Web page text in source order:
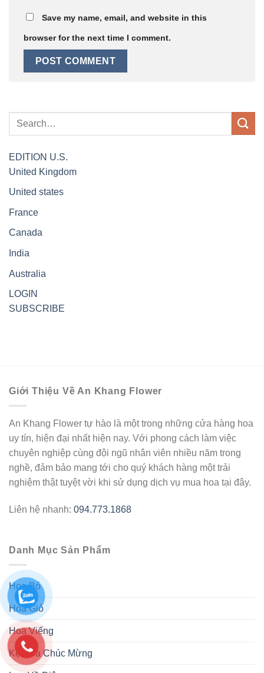
Save my name, email, and website in this
browser for the next time I comment.
EDITION U.S.
United Kingdom
United states
France
Canada
India
Australia
LOGIN
SUBSCRIBE
Giới Thiệu Về An Khang Flower
An Khang Flower tự hào là một trong những cửa hàng hoa
uy tín, hiện đại nhất hiện nay. Với phong cách làm việc
chuyên nghiệp cùng đội ngũ nhân viên nhiều năm trong
nghề, đảm bảo mang tới cho quý khách hàng một trải
nghiệm thật tuyệt vời khi sử dụng dịch vụ mua hoa tại đây.
Liên hệ nhanh: 094.773.1868
Danh Mục Sản Phẩm
Hoa Bó
Hoa Giỏ
Hoa Viếng
Kệ Hoa Chúc Mừng